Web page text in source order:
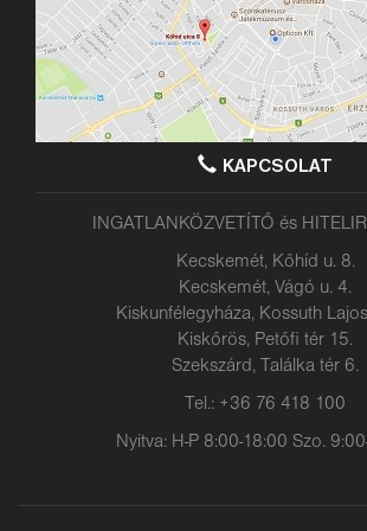
KAPCSOLAT
INGATLANKÖZVETÍTŐ és
Kecskemét, Kőhíd u. 8.
Kecskemét, Vágó u. 4.
Kiskunfélegyháza, Kossuth
Kiskőrös, Petőfi tér 15.
Szekszárd, Találka tér 6.
Tel.: +36 76 418 100
Nyitva: H-P 8:00-18:00 Szo.